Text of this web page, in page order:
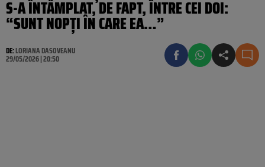
S-A ÎNTÂMPLAT, DE FAPT, ÎNTRE CEI DOI:
“SUNT NOPȚI ÎN CARE EA…”
DE:LORIANA DASOVEANU
29/05/2026 | 20:50